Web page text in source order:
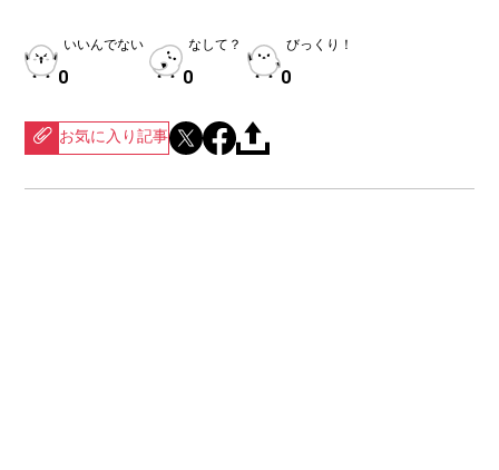
いいんでない
0
なして？
0
びっくり！
0
お気に入り記事